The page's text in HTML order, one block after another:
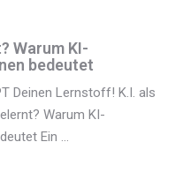
Warum KI-
bedeutet
Deinen Lernstoff! K.I. als
Warum KI-
Ein ...